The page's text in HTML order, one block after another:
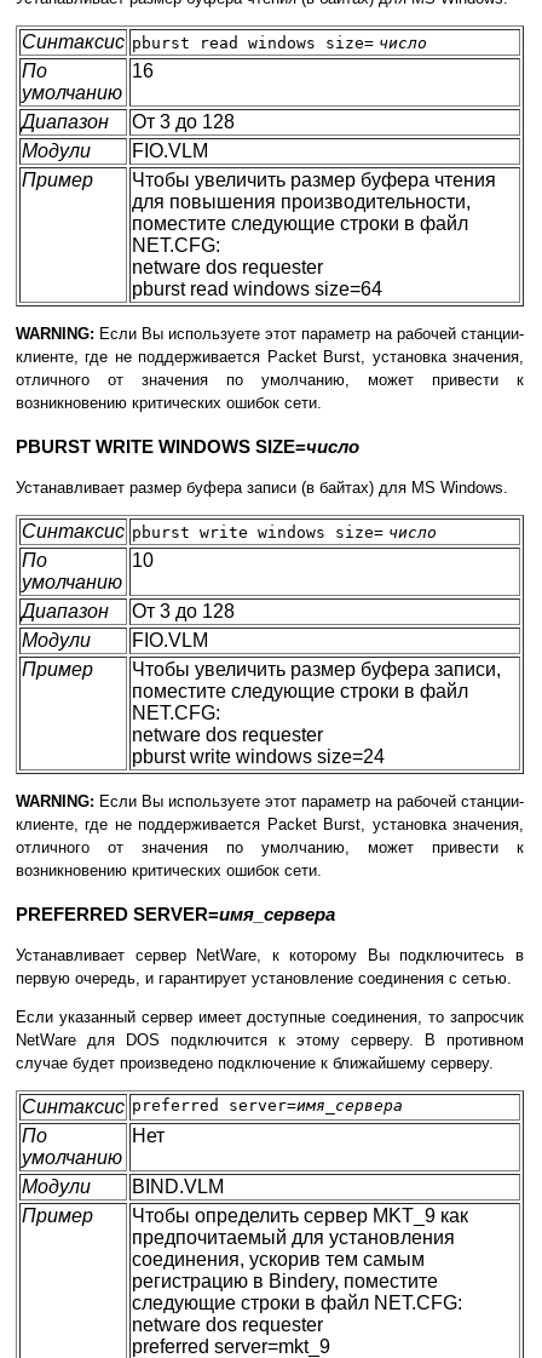
Синтаксис pburst read windows size= число
По
умолчанию
16
Диапазон
От 3 до 128
Модули
FIO.VLM
Пример
Чтобы увеличить размер буфера чтения
для повышения производительности,
поместите следующие строки в файл
NET.CFG:
netware dos requester
pburst read windows size=64
WARNING: Если Вы используете этот параметр на рабочей станции-
клиенте, где не поддерживается Packet Burst, установка значения,
отличного от значения по умолчанию, может привести к
возникновению критических ошибок сети.
PBURST WRITE WINDOWS SIZE=число
Устанавливает размер буфера записи (в байтах) для MS Windows.
Синтаксис pburst write windows size= число
По
умолчанию
10
Диапазон
От 3 до 128
Модули
FIO.VLM
Пример
Чтобы увеличить размер буфера записи,
поместите следующие строки в файл
NET.CFG:
netware dos requester
pburst write windows size=24
WARNING: Если Вы используете этот параметр на рабочей станции-
клиенте, где не поддерживается Packet Burst, установка значения,
отличного от значения по умолчанию, может привести к
возникновению критических ошибок сети.
PREFERRED SERVER=имя_сервера
Устанавливает сервер NetWare, к которому Вы подключитесь в
первую очередь, и гарантирует установление соединения с сетью.
Если указанный сервер имеет доступные соединения, то запросчик
NetWare для DOS подключится к этому серверу. В противном
случае будет произведено подключение к ближайшему серверу.
Синтаксис preferred server=имя_сервера
По
умолчанию
Нет
Модули
BIND.VLM
Пример
Чтобы определить сервер MKT_9 как
предпочитаемый для установления
соединения, ускорив тем самым
регистрацию в Bindery, поместите
следующие строки в файл NET.CFG:
netware dos requester
preferred server=mkt_9